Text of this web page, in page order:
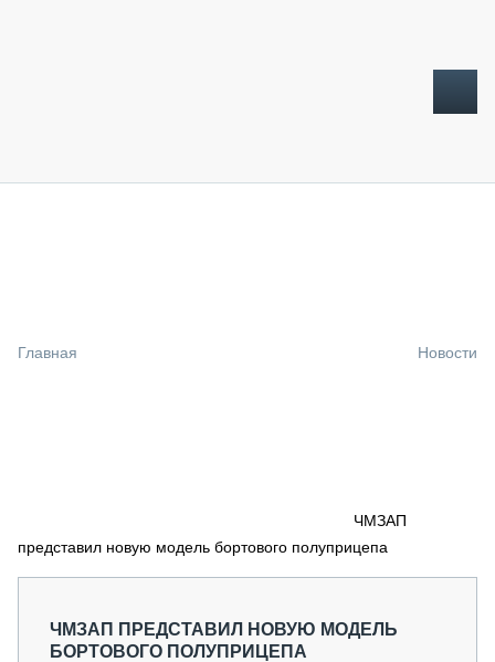
СПЕЦПРОЕКТЫ
О ПРОЕКТЕ
Главная Новости
ЧМЗАП
представил новую модель бортового полуприцепа
ЧМЗАП ПРЕДСТАВИЛ НОВУЮ МОДЕЛЬ
БОРТОВОГО ПОЛУПРИЦЕПА